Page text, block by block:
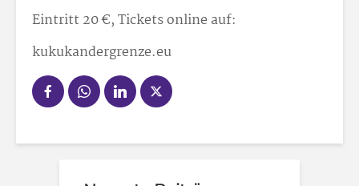
Eintritt 20 €, Tickets online auf:
kukukandergrenze.eu